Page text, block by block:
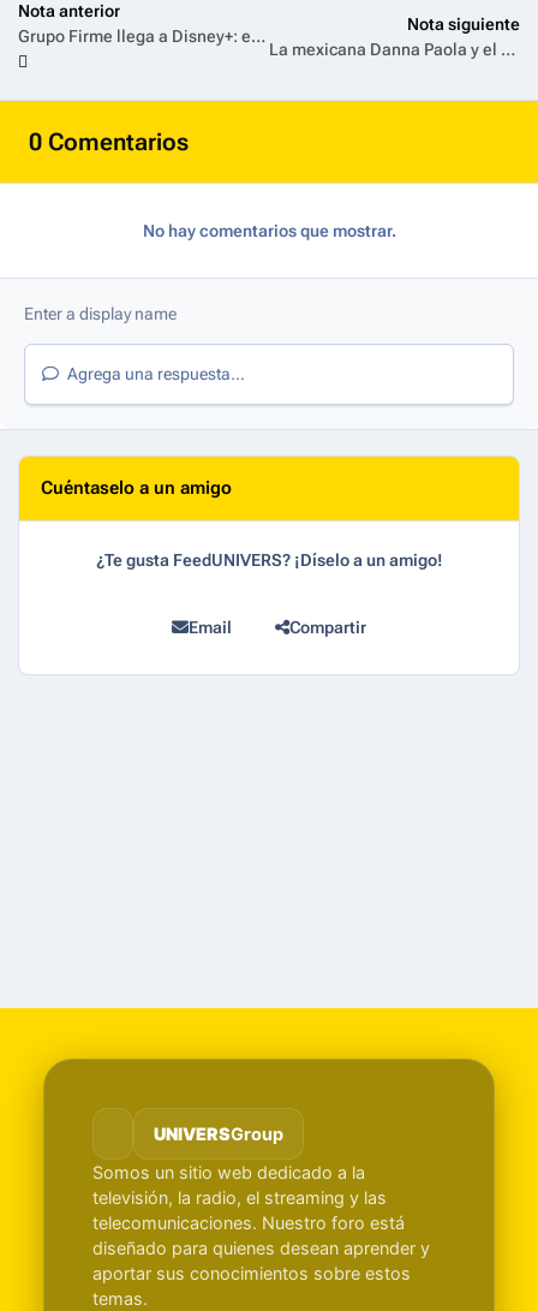
Nota anterior
Grupo Firme llega a Disney+: el show que la banda brindará el 28 de junio desde el Estadio GNP de Ciudad de México será transmitido en vivo por la plataforma
Nota siguiente
La mexicana Danna Paola y el colombiano Kapo se estrenan como asesores en ‘La Voz Kids España’, este sábado en Antena 3 Internacional
0 Comentarios
No hay comentarios que mostrar.
Agrega una respuesta...
Cuéntaselo a un amigo
¿Te gusta FeedUNIVERS? ¡Díselo a un amigo!
Email Compartir
UNIVERSGroup
Somos un sitio web dedicado a la
televisión, la radio, el streaming y las
telecomunicaciones. Nuestro foro está
diseñado para quienes desean aprender y
aportar sus conocimientos sobre estos
temas.